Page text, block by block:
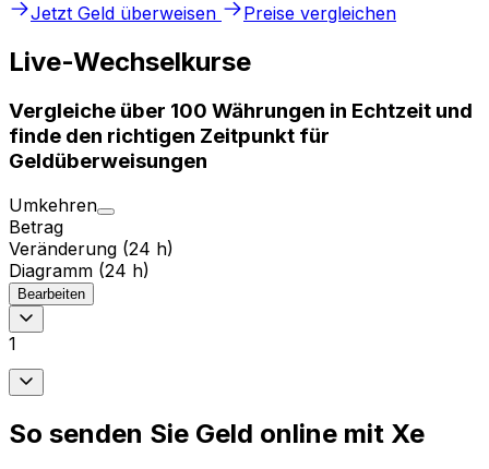
Jetzt Geld überweisen
Preise vergleichen
Live-Wechselkurse
Vergleiche über 100 Währungen in Echtzeit und
finde den richtigen Zeitpunkt für
Geldüberweisungen
Umkehren
Betrag
Veränderung (24 h)
Diagramm (24 h)
Bearbeiten
1
So senden Sie Geld online mit Xe